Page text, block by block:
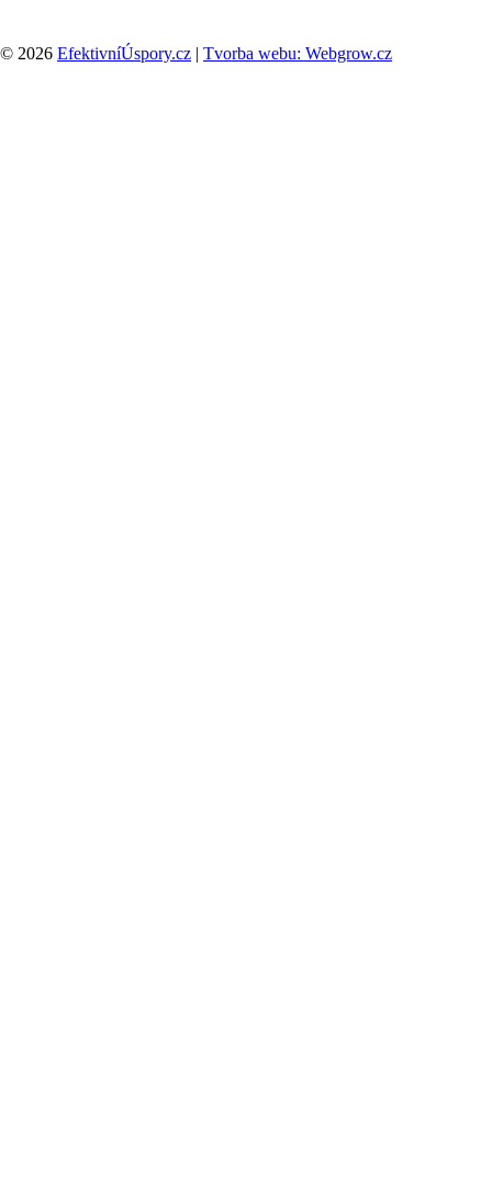
© 2026 EfektivníÚspory.cz | Tvorba webu: Webgrow.cz